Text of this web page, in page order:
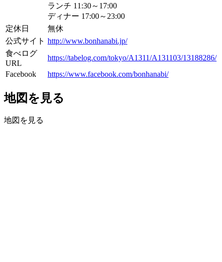
ランチ 11:30～17:00
ディナー 17:00～23:00
定休日
無休
公式サイト http://www.bonhanabi.jp/
食べログ
URL
https://tabelog.com/tokyo/A1311/A131103/13188286/
Facebook
https://www.facebook.com/bonhanabi/
地図を見る
地図を見る